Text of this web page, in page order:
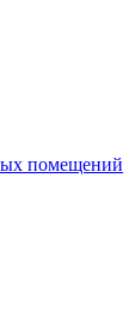
помещений